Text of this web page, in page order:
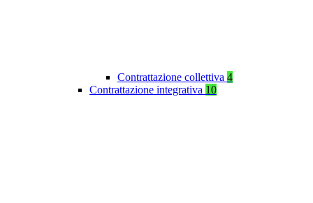
Contrattazione collettiva 4
Contrattazione integrativa 10